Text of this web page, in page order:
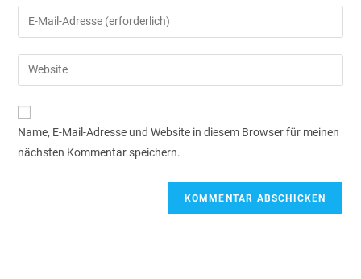
Name, E-Mail-Adresse und Website in diesem Browser für meinen
nächsten Kommentar speichern.